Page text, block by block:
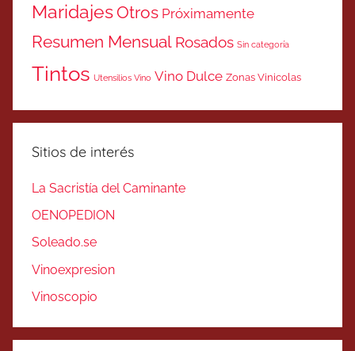
MaridajesOtros Próximamente
Resumen Mensual Rosados Sin categoría
Tintos Utensilios Vino Vino Dulce Zonas Vinicolas
Sitios de interés
La Sacristía del Caminante
OENOPEDION
Soleado.se
Vinoexpresion
Vinoscopio